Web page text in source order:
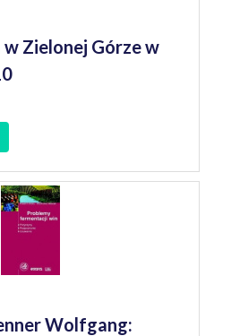
Zielonej Górze w
Wolfgang: